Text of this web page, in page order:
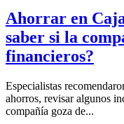
Ahorrar en
saber si la
financieros?
Especialistas
ahorros, revisar algunos
compañía goza de...